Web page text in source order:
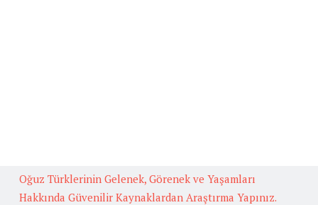
Oğuz Türklerinin Gelenek, Görenek ve Yaşamları
Hakkında Güvenilir Kaynaklardan Araştırma Yapınız.